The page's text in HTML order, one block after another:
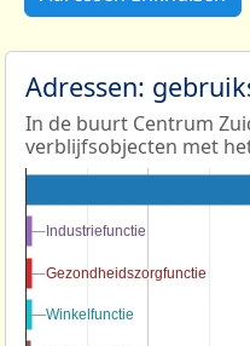
Adressen:
In de buurt Centrum
verblijfsobjecten met
Industriefunctie
Industriefunctie
Gezondheidszorgfunctie
Gezondheidszorgfunctie
Winkelfunctie
Winkelfunctie